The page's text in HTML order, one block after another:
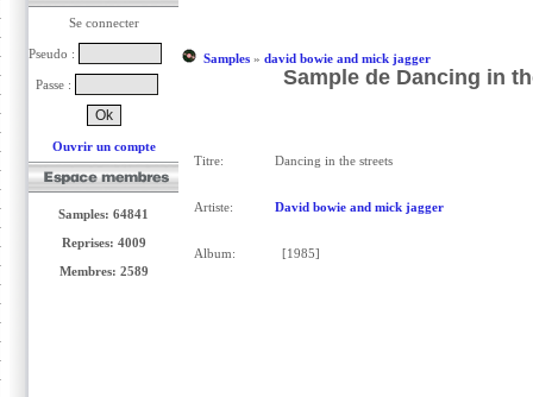
Se connecter
Pseudo :
Passe :
Ouvrir un compte
Samples: 64841
Reprises: 4009
Membres: 2589
Samples» david bowie and mick jagger
Sample de Dancing in
Titre: Dancing in the streets
Artiste: David bowie and mick jagger
Album: [1985]